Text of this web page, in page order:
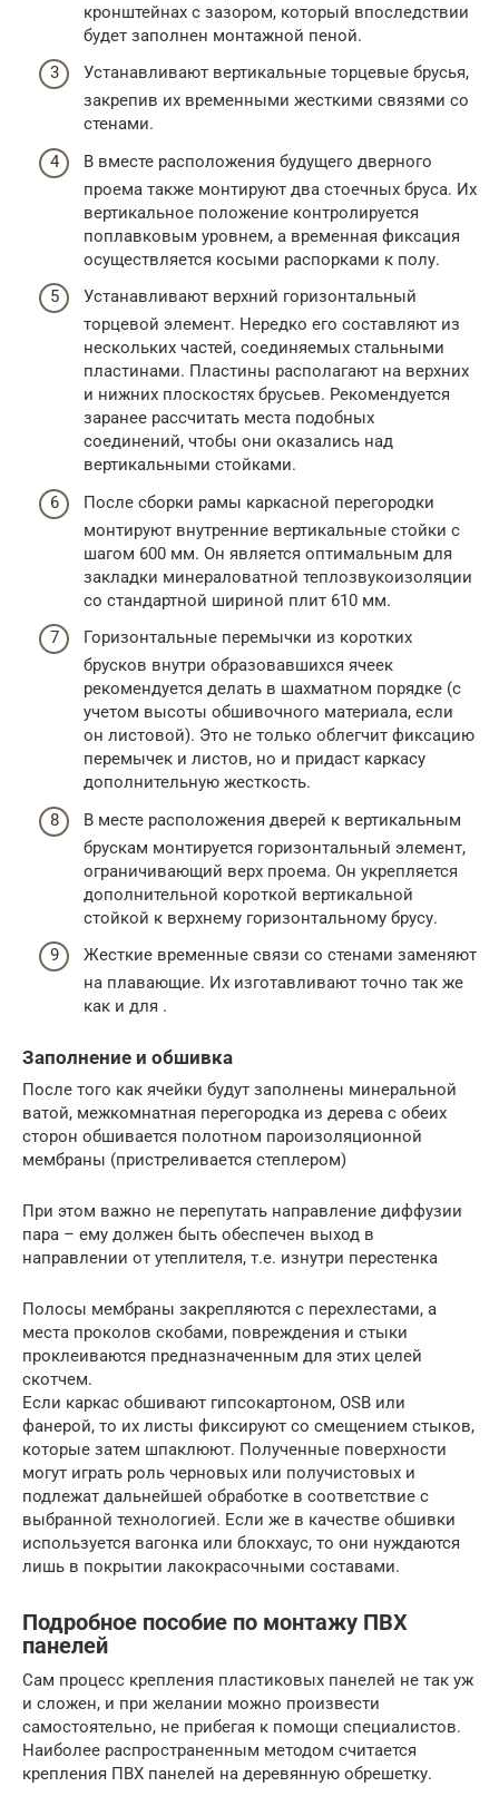
кронштейнах с зазором, который впоследствии
будет заполнен монтажной пеной.
Устанавливают вертикальные торцевые брусья,
закрепив их временными жесткими связями со
стенами.
В вместе расположения будущего дверного
проема также монтируют два стоечных бруса. Их
вертикальное положение контролируется
поплавковым уровнем, а временная фиксация
осуществляется косыми распорками к полу.
Устанавливают верхний горизонтальный
торцевой элемент. Нередко его составляют из
нескольких частей, соединяемых стальными
пластинами. Пластины располагают на верхних
и нижних плоскостях брусьев. Рекомендуется
заранее рассчитать места подобных
соединений, чтобы они оказались над
вертикальными стойками.
После сборки рамы каркасной перегородки
монтируют внутренние вертикальные стойки с
шагом 600 мм. Он является оптимальным для
закладки минераловатной теплозвукоизоляции
со стандартной шириной плит 610 мм.
Горизонтальные перемычки из коротких
брусков внутри образовавшихся ячеек
рекомендуется делать в шахматном порядке (с
учетом высоты обшивочного материала, если
он листовой). Это не только облегчит фиксацию
перемычек и листов, но и придаст каркасу
дополнительную жесткость.
В месте расположения дверей к вертикальным
брускам монтируется горизонтальный элемент,
ограничивающий верх проема. Он укрепляется
дополнительной короткой вертикальной
стойкой к верхнему горизонтальному брусу.
Жесткие временные связи со стенами заменяют
на плавающие. Их изготавливают точно так же
как и для .
Заполнение и обшивка
После того как ячейки будут заполнены минеральной
ватой, межкомнатная перегородка из дерева с обеих
сторон обшивается полотном пароизоляционной
мембраны (пристреливается степлером)
При этом важно не перепутать направление диффузии
пара – ему должен быть обеспечен выход в
направлении от утеплителя, т.е. изнутри перестенка
Полосы мембраны закрепляются с перехлестами, а
места проколов скобами, повреждения и стыки
проклеиваются предназначенным для этих целей
скотчем.
Если каркас обшивают гипсокартоном, OSB или
фанерой, то их листы фиксируют со смещением стыков,
которые затем шпаклюют. Полученные поверхности
могут играть роль черновых или получистовых и
подлежат дальнейшей обработке в соответствие с
выбранной технологией. Если же в качестве обшивки
используется вагонка или блокхаус, то они нуждаются
лишь в покрытии лакокрасочными составами.
Подробное пособие по монтажу ПВХ
панелей
Сам процесс крепления пластиковых панелей не так уж
и сложен, и при желании можно произвести
самостоятельно, не прибегая к помощи специалистов.
Наиболее распространенным методом считается
крепления ПВХ панелей на деревянную обрешетку.